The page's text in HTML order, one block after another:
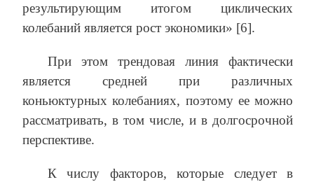
результирующим итогом циклических
колебаний является рост экономики» [6].
При этом трендовая линия фактически
является средней при различных
коньюктурных колебаниях, поэтому ее можно
рассматривать, в том числе, и в долгосрочной
перспективе.
К числу факторов, которые следует в